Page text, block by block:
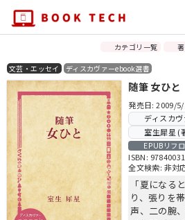
カテゴリ一覧
文芸・エッセイ ディスカヴァーebook選書
随筆 女ひと
発売日: 2009/
ディスカ
室生犀星 (
EPUBリフ
ISBN:
全文検索: 非対
「夏になる
り、張りを
声、二の腕